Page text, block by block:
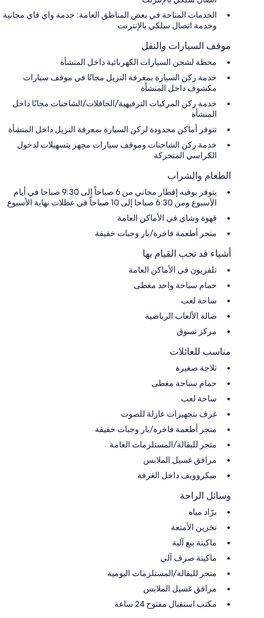
الخدمات المتاحة في بعض المناطق العامة: خدمة واي فاي مجانية
وخدمة اتصال سلكي بالإنترنت
موقف السيارات والنقل
محطة لشحن السيارات الكهربائية داخل المنشأة
خدمة ركن السيارة بمعرفة النزيل مجانًا في موقف سيارات
مكشوف داخل المنشأة
خدمة ركن المركبات الترفيهية/الحافلات/الشاحنات مجانًا داخل
المنشأة
تتوفر أماكن محدودة لركن السيارة بمعرفة النزيل داخل المنشأة
خدمة ركن الشاحنات وموقف سيارات مجهز بتسهيلات لدخول
الكراسي المتحركة
الطعام والشراب
يتوفر بوفيه إفطار مجاني من 6 صباحاً إلى 9:30 صباحا في أيام
الأسبوع ومن 6:30 صباحا إلى 10 صباحاً في عطلات نهاية الأسبوع
قهوة وشاي في الأماكن العامة
متجر أطعمة فاخرة/بار وجبات خفيفة
أشياء قد تحب القيام بها
تلفزيون في الأماكن العامة
حمام سباحة واحد مغطى
ساحة لعب
صالة الألعاب الرياضية
مركز تسوق
مناسب للعائلات
ثلاجة صغيرة
حمام سباحة مغطى
ساحة لعب
غرف بتجهيزات عازلة للصوت
متجر أطعمة فاخرة/بار وجبات خفيفة
متجر للبقالة/المستلزمات العامة
مرافق غسيل الملابس
ميكروويف داخل الغرفة
وسائل الراحة
برّاد مياه
تخزين الأمتعة
ماكينة بيع آلية
ماكينة صرف آلي
متجر للبقالة/المستلزمات اليومية
مرافق غسيل الملابس
مكتب استقبال مفتوح 24 ساعة